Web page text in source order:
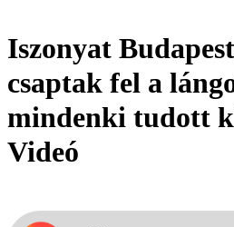
Iszonyat
csaptak fel a
mindenki tudott
Videó